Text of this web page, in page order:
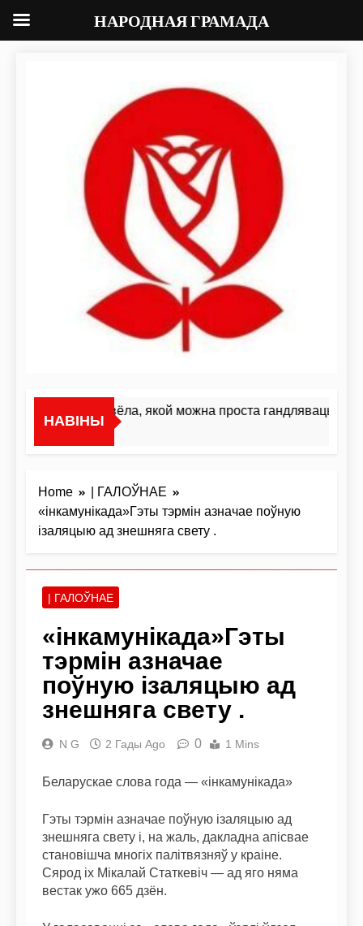
НАВІНЫ
«Я не жывёла, якой можна проста гандляваць»У
Home
| ГАЛОЎНАЕ
«інкамунікада»Гэты тэрмін азначае поўную
ізаляцыю ад знешняга свету .
| ГАЛОЎНАЕ
«інкамунікада»Гэты
тэрмін азначае
поўную ізаляцыю ад
знешняга свету .
N G 2 Гады Ago 0 1 Mins
Беларускае слова года — «інкамунікада»
Гэты тэрмін азначае поўную ізаляцыю ад
знешняга свету і, на жаль, дакладна апісвае
становішча многіх палітвязняў у краіне.
Сярод іх Мікалай Статкевіч — ад яго няма
вестак ужо 665 дзён.
НАРОДНАЯ ГРАМАДА